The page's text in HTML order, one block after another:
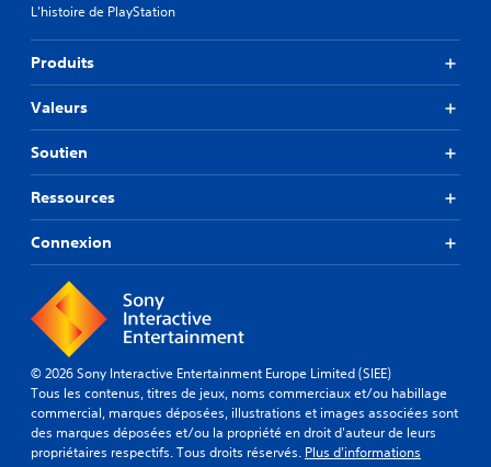
L'histoire de PlayStation
Produits
Valeurs
Soutien
Ressources
Connexion
© 2026 Sony Interactive Entertainment Europe Limited (SIEE)
Tous les contenus, titres de jeux, noms commerciaux et/ou habillage
commercial, marques déposées, illustrations et images associées sont
des marques déposées et/ou la propriété en droit d'auteur de leurs
propriétaires respectifs. Tous droits réservés. Plus d'informations